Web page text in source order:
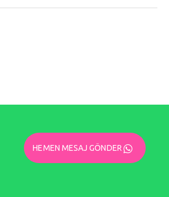
HEMEN MESAJ GÖNDER